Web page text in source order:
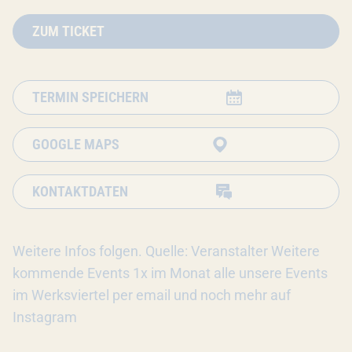
ZUM TICKET
TERMIN SPEICHERN
GOOGLE MAPS
KONTAKTDATEN
Weitere Infos folgen. Quelle: Veranstalter Weitere
kommende Events 1x im Monat alle unsere Events
im Werksviertel per email und noch mehr auf
Instagram